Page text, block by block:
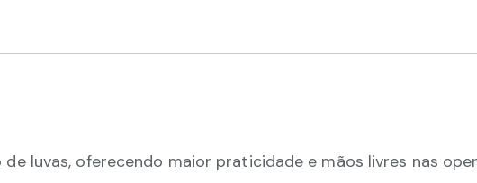
luvas, oferecendo maior praticidade e mãos livres nas